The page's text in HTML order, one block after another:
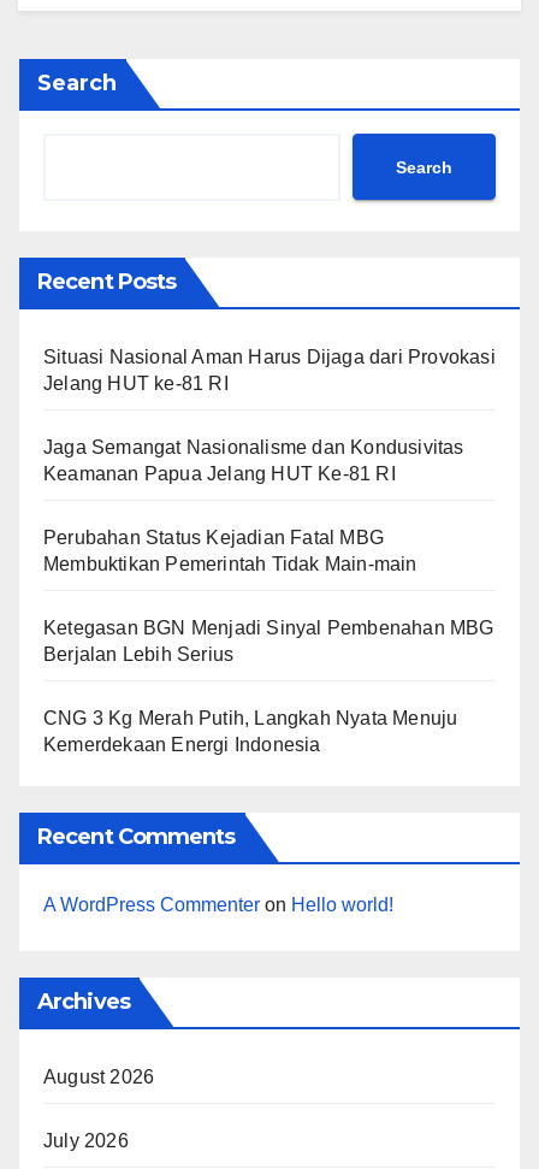
Search
Search
Recent Posts
Situasi Nasional Aman Harus Dijaga dari Provokasi
Jelang HUT ke-81 RI
Jaga Semangat Nasionalisme dan Kondusivitas
Keamanan Papua Jelang HUT Ke-81 RI
Perubahan Status Kejadian Fatal MBG
Membuktikan Pemerintah Tidak Main-main
Ketegasan BGN Menjadi Sinyal Pembenahan MBG
Berjalan Lebih Serius
CNG 3 Kg Merah Putih, Langkah Nyata Menuju
Kemerdekaan Energi Indonesia
Recent Comments
A WordPress Commenter on Hello world!
Archives
August 2026
July 2026